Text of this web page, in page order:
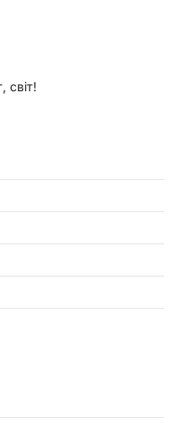
світ!